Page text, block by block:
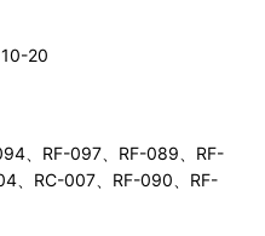
20
、RF-097、RF-089、RF-
、RC-007、RF-090、RF-